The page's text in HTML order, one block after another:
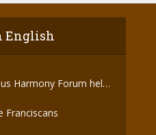
English
Harmony Forum held
Franciscans